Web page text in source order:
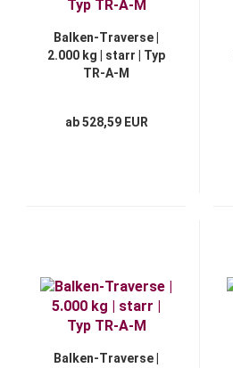
Balken-Traverse |
2.000 kg | starr | Typ
TR-A-M
ab 528,59 EUR
Balken-Traverse |